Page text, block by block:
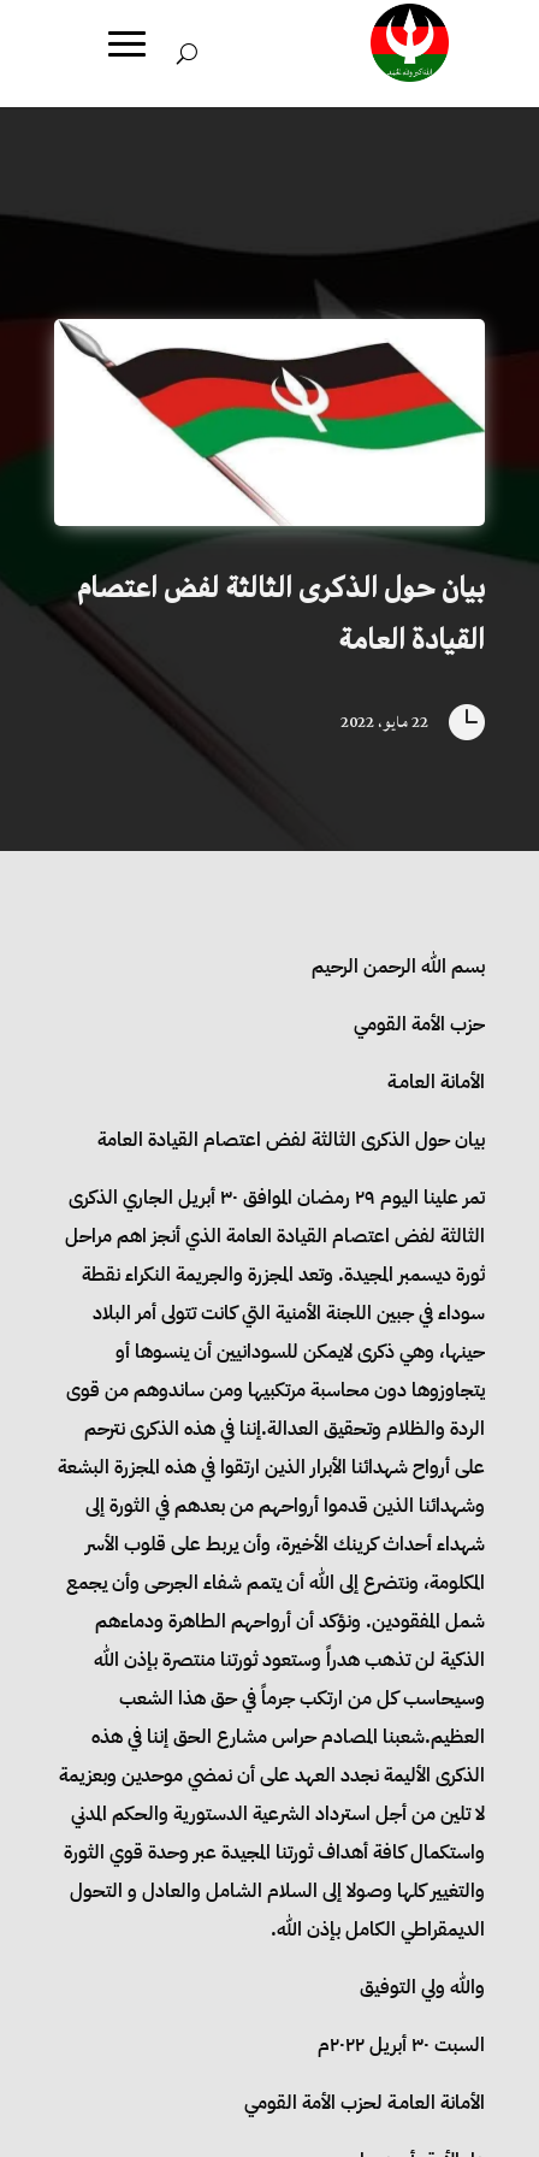
بيان حول الذكرى الثالثة لفض اعتصام
القيادة العامة
 22 مايو، 2022
بسم الله الرحمن الرحيم
حزب الأمة القومي
الأمانة العامـة
بيان حول الذكرى الثالثة لفض اعتصام القيادة العامة
تمر علينا اليوم ٢٩ رمضان الموافق ٣٠ أبريل الجاري الذكرى
الثالثة لفض اعتصام القيادة العامة الذي أنجز اهم مراحل
ثورة ديسمبر المجيدة. وتعد المجزرة والجريمة النكراء نقطة
سوداء في جبين اللجنة الأمنية التي كانت تتولى أمر البلاد
حينها، وهي ذكرى لايمكن للسودانيين أن ينسوها أو
يتجاوزوها دون محاسبة مرتكبيها ومن ساندوهم من قوى
الردة والظلام وتحقيق العدالة.إننا في هذه الذكرى نترحم
على أرواح شهدائنا الأبرار الذين ارتقوا في هذه المجزرة البشعة
وشهدائنا الذين قدموا أرواحهم من بعدهم في الثورة إلى
شهداء أحداث كرينك الأخيرة، وأن يربط على قلوب الأسر
المكلومة، ونتضرع إلى الله أن يتمم شفاء الجرحى وأن يجمع
شمل المفقودين. ونؤكد أن أرواحهم الطاهرة ودماءهم
الذكية لن تذهب هدراً وستعود ثورتنا منتصرة بإذن الله
وسيحاسب كل من ارتكب جرماً في حق هذا الشعب
العظيم.شعبنا المصادم حراس مشارع الحق إننا في هذه
الذكرى الأليمة نجدد العهد على أن نمضي موحدين وبعزيمة
لا تلين من أجل استرداد الشرعية الدستورية والحكم المدني
واستكمال كافة أهداف ثورتنا المجيدة عبر وحدة قوي الثورة
والتغيير كلها وصولا إلى السلام الشامل والعادل و التحول
الديمقراطي الكامل بإذن الله.
والله ولي التوفيق
السبت ٣٠ أبريل ٢٠٢٢م
الأمانة العامـة لحزب الأمة القومي